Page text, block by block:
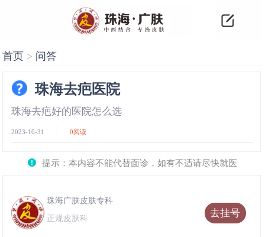
首页 > 问答
珠海去疤医院
珠海去疤好的医院怎么选
2023-10-31 0阅读
提示：本内容不能代替面诊，如有不适请尽快就医
去挂号
珠海广肤皮肤专科
正规皮肤科